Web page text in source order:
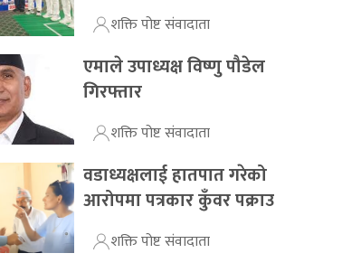
शक्ति पोष्ट संवादाता
एमाले उपाध्यक्ष विष्णु पौडेल
गिरफ्तार
शक्ति पोष्ट संवादाता
वडाध्यक्षलाई हातपात गरेको
आरोपमा पत्रकार कुँवर पक्राउ
शक्ति पोष्ट संवादाता